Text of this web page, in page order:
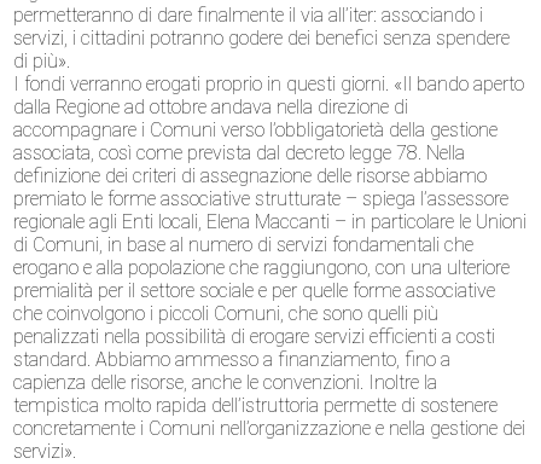
permetteranno di dare finalmente il via all’iter: associando i
servizi, i cittadini potranno godere dei benefici senza spendere
di più».
I fondi verranno erogati proprio in questi giorni. «Il bando aperto
dalla Regione ad ottobre andava nella direzione di
accompagnare i Comuni verso l’obbligatorietà della gestione
associata, così come prevista dal decreto legge 78. Nella
definizione dei criteri di assegnazione delle risorse abbiamo
premiato le forme associative strutturate – spiega l’assessore
regionale agli Enti locali, Elena Maccanti – in particolare le Unioni
di Comuni, in base al numero di servizi fondamentali che
erogano e alla popolazione che raggiungono, con una ulteriore
premialità per il settore sociale e per quelle forme associative
che coinvolgono i piccoli Comuni, che sono quelli più
penalizzati nella possibilità di erogare servizi efficienti a costi
standard. Abbiamo ammesso a finanziamento, fino a
capienza delle risorse, anche le convenzioni. Inoltre la
tempistica molto rapida dell’istruttoria permette di sostenere
concretamente i Comuni nell’organizzazione e nella gestione dei
servizi».